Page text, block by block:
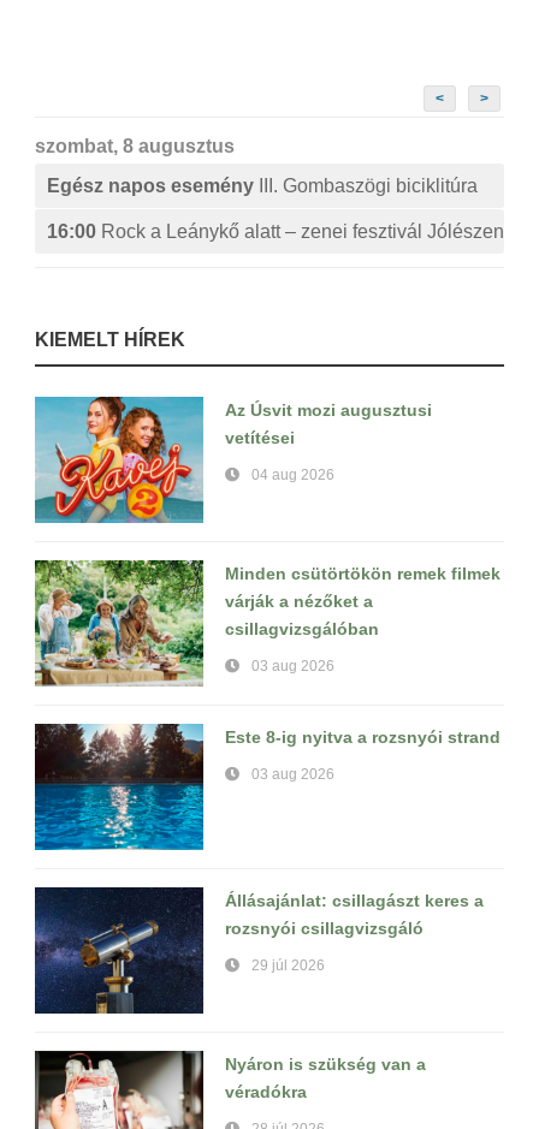
< >
szombat, 8 augusztus
Egész napos esemény
III. Gombaszögi biciklitúra
16:00 Rock a Leánykő alatt – zenei fesztivál Jólészen
KIEMELT HÍREK
Az Úsvit mozi augusztusi
vetítései
04 aug 2026
Minden csütörtökön remek filmek
várják a nézőket a
csillagvizsgálóban
03 aug 2026
Este 8-ig nyitva a rozsnyói strand
03 aug 2026
Állásajánlat: csillagászt keres a
rozsnyói csillagvizsgáló
29 júl 2026
Nyáron is szükség van a
véradókra